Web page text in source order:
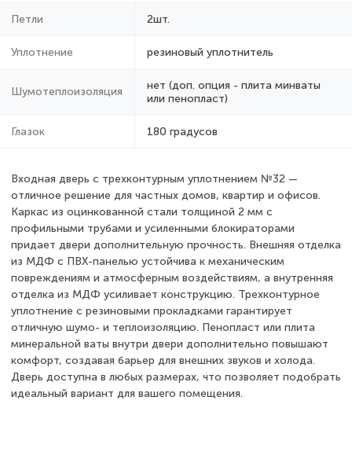
Петли 2шт.
Уплотнение резиновый уплотнитель
Шумотеплоизоляция
нет (доп. опция - плита минваты
или пенопласт)
Глазок 180 градусов
Входная дверь с трехконтурным уплотнением №32 —
отличное решение для частных домов, квартир и офисов.
Каркас из оцинкованной стали толщиной 2 мм с
профильными трубами и усиленными блокираторами
придает двери дополнительную прочность. Внешняя отделка
из МДФ с ПВХ-панелью устойчива к механическим
повреждениям и атмосферным воздействиям, а внутренняя
отделка из МДФ усиливает конструкцию. Трехконтурное
уплотнение с резиновыми прокладками гарантирует
отличную шумо- и теплоизоляцию. Пенопласт или плита
минеральной ваты внутри двери дополнительно повышают
комфорт, создавая барьер для внешних звуков и холода.
Дверь доступна в любых размерах, что позволяет подобрать
идеальный вариант для вашего помещения.